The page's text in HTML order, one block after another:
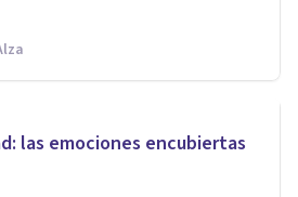
las emociones encubiertas